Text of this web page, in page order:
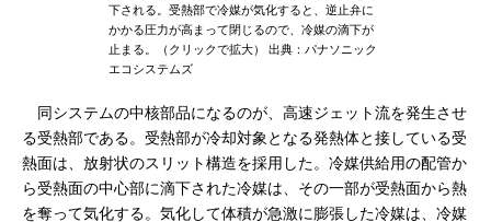
下される。受熱部で冷媒が気化すると、逆止弁に
かかる圧力が高まって閉じるので、冷媒の滴下が
止まる。（クリックで拡大） 出典：パナソニック
エコシステムズ
同システムの中核部品になるのが、高速ジェット流を発生させ
る受熱部である。受熱部が冷却対象となる発熱体と接している受
熱面は、放射状のスリット構造を採用した。冷媒供給用の配管か
ら受熱面の中心部に滴下された冷媒は、その一部が受熱面から熱
を奪って気化する。気化して体積が急激に膨張した冷媒は、冷媒